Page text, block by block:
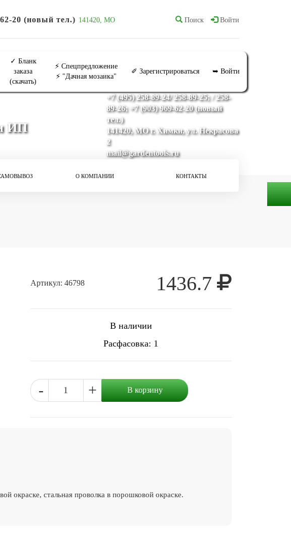
20 (новый тел.) 141420, МО
Поиск Войти
✓ Бланк
заказа
(скачать)
⚡ Спецпредложение
⚡ "Дачная мозаика"
✐ Зарегистрироваться ➥ Войти
ИП
+7 (495) 258-89-24/ 258-89-25; / 258-
89-26; +7 (903) 969-62-20 (новый
тел.)
141420, МО г. Химки, ул. Некрасова
2
mail@gardentools.ru
О КОМПАНИИ КОНТАКТЫ
Артикул: 46798 1436.7
В наличии
Расфасовка: 1
- + В корзину
окраске, стальная проволка в порошковой окраске.